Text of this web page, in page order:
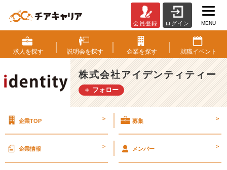
月
2
8
日
(木)
明
り
会員登録 ログイン MENU
求人を探す 説明会を探す 企業を探す 就職イベント
株式会社アイデンティティー
＋ フォロー
企業TOP > 募集 >
企業情報 > メンバー >